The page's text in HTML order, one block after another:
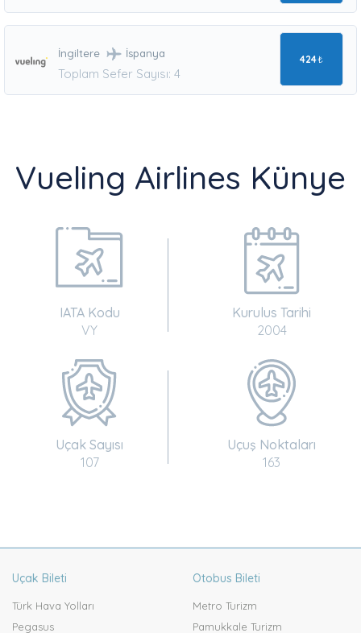
İngiltere İspanya
Toplam Sefer Sayısı: 4
424₺
Vueling Airlines Künye
IATA Kodu
VY
Kurulus Tarihi
2004
Uçak Sayısı
107
Uçuş Noktaları
163
Uçak Bileti
Türk Hava Yolları
Pegasus
Otobus Bileti
Metro Turizm
Pamukkale Turizm